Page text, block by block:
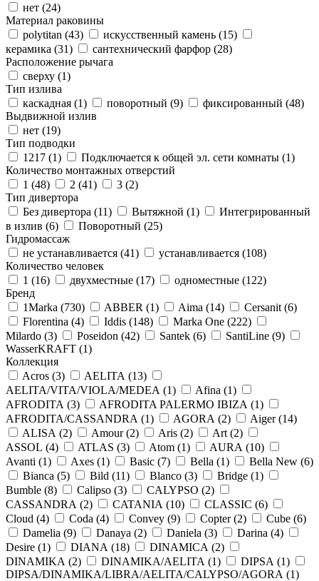
нет (24)
Материал раковины
polytitan (43) искусственный камень (15)
керамика (31) сантехнический фарфор (28)
Расположение рычага
сверху (1)
Тип излива
каскадная (1) поворотный (9) фиксированный (48)
Выдвижной излив
нет (19)
Тип подводки
1217 (1) Подключается к общей эл. сети комнаты (1)
Количество монтажных отверстий
1 (48) 2 (41) 3 (2)
Тип дивертора
Без дивертора (11) Вытяжной (1)
Интегрированный
в излив (6) Поворотный (25)
Гидромассаж
не устанавливается (41) устанавливается (108)
Количество человек
1 (16) двухместные (17) одноместные (122)
Бренд
1Marka (730) ABBER (1) Aima (14) Cersanit (6)
Florentina (4) Iddis (148) Marka One (222)
Milardo (3) Poseidon (42) Santek (6) SantiLine (9)
WasserKRAFT (1)
Коллекция
Acros (3) AELITA (13)
AELITA/VITA/VIOLA/MEDEA (1) Afina (1)
AFRODITA (3) AFRODITA PALERMO IBIZA (1)
AFRODITA/CASSANDRA (1) AGORA (2) Aiger (14)
ALISA (2) Amour (2) Aris (2) Art (2)
ASSOL (4) ATLAS (3) Atom (1) AURA (10)
Avanti (1) Axes (1) Basic (7) Bella (1) Bella New (6)
Bianca (5) Bild (11) Blanco (3) Bridge (1)
Bumble (8) Calipso (3) CALYPSO (2)
CASSANDRA (2) CATANIA (10) CLASSIC (6)
Cloud (4) Coda (4) Convey (9) Copter (2) Cube (6)
Damelia (9) Danaya (2) Daniela (3) Darina (4)
Desire (1) DIANA (18) DINAMICA (2)
DINAMIKA (2) DINAMIKA/AELITA (1) DIPSA (1)
DIPSA/DINAMIKA/LIBRA/AELITA/CALYPSO/AGORA (1)